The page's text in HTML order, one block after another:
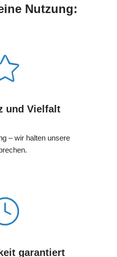
Nutzung:
und Vielfalt
– wir halten unsere
garantiert